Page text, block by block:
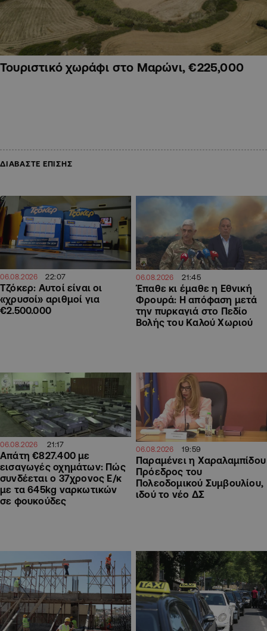
Τουριστικό χωράφι στο Μαρώνι, €225,000
ΔΙΑΒΑΣΤΕ ΕΠΙΣΗΣ
06.08.2026 22:07
Τζόκερ: Αυτοί είναι οι
«χρυσοί» αριθμοί για
€2.500.000
06.08.2026 21:45
Έπαθε κι έμαθε η Εθνική
Φρουρά: Η απόφαση μετά
την πυρκαγιά στο Πεδίο
Βολής του Καλού Χωριού
06.08.2026 21:17
Απάτη €827.400 με
εισαγωγές οχημάτων: Πώς
συνδέεται ο 37χρονος Ε/κ
με τα 645kg ναρκωτικών
σε φουκούδες
06.08.2026 19:59
Παραμένει η Χαραλαμπίδου
Πρόεδρος του
Πολεοδομικού Συμβουλίου,
ιδού το νέο ΔΣ